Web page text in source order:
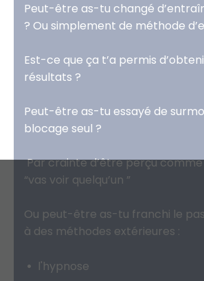
Peut-être as-tu changé
? Ou simplement de méthode
Est-ce que ça t’a permis
résultats ?
Peut-être as-tu essayé de
blocage seul ?
Par crainte d’être perçu
“vas voir quelqu’un ”
Ou peut-être as-tu franchi le
à des méthodes extérieures :
l'hypnose